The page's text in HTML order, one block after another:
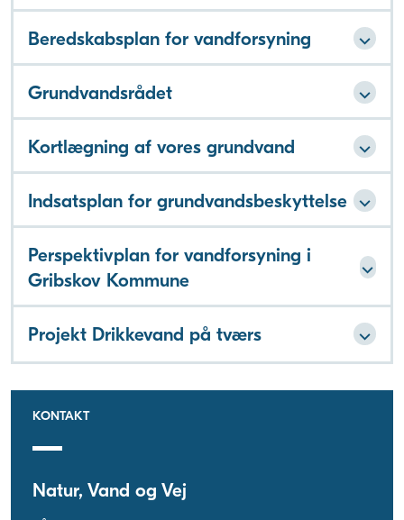
Beredskabsplan for vandforsyning
Grundvandsrådet
Kortlægning af vores grundvand
Indsatsplan for grundvandsbeskyttelse
Perspektivplan for vandforsyning i
Gribskov Kommune
Projekt Drikkevand på tværs
KONTAKT
Natur, Vand og Vej